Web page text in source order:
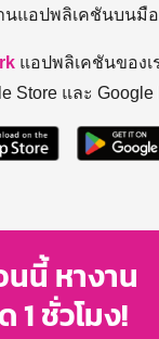
นแอปพลิเคชันบนมื
แอปพลิเคชันของเ
Store และ Google
นี้ หางาน
1 ชั่วโมง!